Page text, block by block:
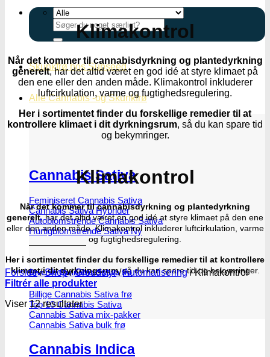
Søg
efter:
Skunkfrø hos Subseed
Alle Cannabis -og Skunkfrø
Cannabis Sativa
Feminiseret Cannabis Sativa
Cannabis Sativa Hybrider
Autoblomstrende Cannabis Sativa
Hurtigblomstrende Sativa
Diverse Cannabis Sativa frø
Billige Cannabis Sativa frø
Top 10 Cannabis Sativa
Cannabis Sativa mix-pakker
Cannabis Sativa bulk frø
Cannabis Indica
Klimakontrol
Når det kommer til cannabisdyrkning og plantedyrkning
generelt, har det altid været en god idé at styre klimaet på
den ene eller den anden måde. Klimakontrol inkluderer
luftcirkulation, varme og fugtighedsregulering.
Her i sortimentet finder du forskellige remedier til at
kontrollere klimaet i dit dyrkningsrum, så du kan spare tid
og bekymringer.
Klimakontrol
Når det kommer til cannabisdyrkning og plantedyrkning
generelt, har det altid været en god idé at styre klimaet på den ene
eller den anden måde. Klimakontrol inkluderer luftcirkulation, varme
og fugtighedsregulering.
Her i sortimentet finder du forskellige remedier til at kontrollere
klimaet i dit dyrkningsrum, så du kan spare tid og bekymringer.
Forside / Shop / Groudstyr /Automatisering /Klimakontrol
Filtrér alle produkter
Viser 12 resultater